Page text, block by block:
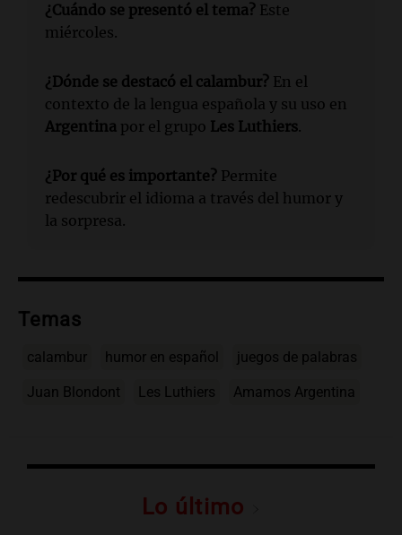
¿Cuándo se presentó el tema? Este
miércoles.
¿Dónde se destacó el calambur? En el
contexto de la lengua española y su uso en
Argentina por el grupo Les Luthiers.
¿Por qué es importante? Permite
redescubrir el idioma a través del humor y
la sorpresa.
Temas
calambur humor en español juegos de palabras
Juan Blondont Les Luthiers Amamos Argentina
Lo último